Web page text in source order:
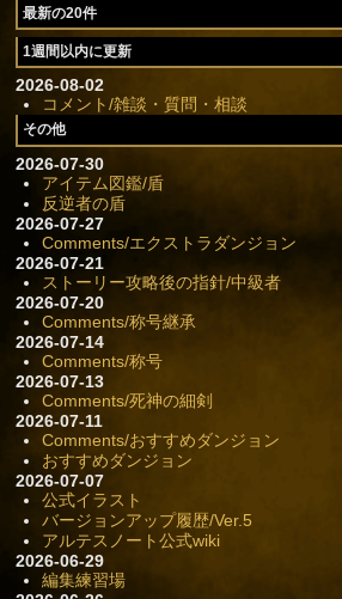
最新の20件
1週間以内に更新
2026-08-02
コメント/雑談・質問・相談
その他
2026-07-30
アイテム図鑑/盾
反逆者の盾
2026-07-27
Comments/エクストラダンジョン
2026-07-21
ストーリー攻略後の指針/中級者
2026-07-20
Comments/称号継承
2026-07-14
Comments/称号
2026-07-13
Comments/死神の細剣
2026-07-11
Comments/おすすめダンジョン
おすすめダンジョン
2026-07-07
公式イラスト
バージョンアップ履歴/Ver.5
アルテスノート公式wiki
2026-06-29
編集練習場